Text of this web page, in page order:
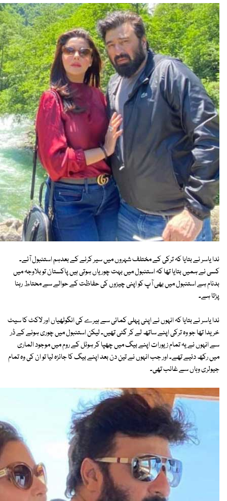
ندا یاسر نے بتایا کہ ترکی کے مختلف شہروں میں سیر کرنے کے بعدہم استنبول آئے۔
کسی نے ہمیں بتایا تھا کہ استنبول میں بہت چوریاں ہوتی ہیں پاکستان تو بلاوجہ میں
بدنام ہے استنبول میں بھی آپ کو اپنی چیزوں کی حفاظت کے حوالے سے محتاط رہنا
پڑتا ہے۔
ندا یاسر نے بتایا کہ انہوں نے اپنی پہلی کمائی سے ہیرے کی انگوٹھیاں اور لاکٹ کا سیٹ
خریدا تھا جو وہ ترکی اپنے ساتھ لے کر گئی تھیں۔ لیکن استنبول میں چوری ہونے کے ڈر
سے انہوں نے یہ تمام زیورات اپنے بیگ میں چھپا کر ہوٹل کے روم میں موجود الماری
میں رکھ دئیے تھے۔ اور جب انہوں نے تین دن بعد اپنے بیگ کا جائزہ لیا تو ان کی وہ تمام
جیولری وہاں سے غائب تھی۔